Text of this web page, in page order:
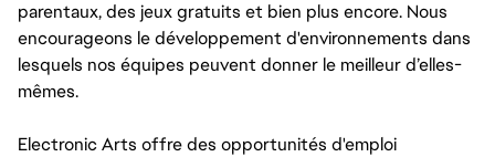
parentaux, des jeux gratuits et bien plus encore. Nous
encourageons le développement d'environnements dans
lesquels nos équipes peuvent donner le meilleur d’elles-
mêmes.
Electronic Arts offre des opportunités d'emploi